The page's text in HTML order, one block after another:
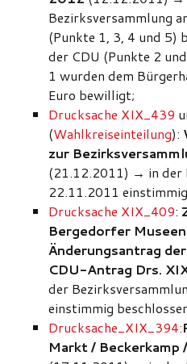
Bezirksversammlung
(Punkte 1, 3, 4 und 5)
der CDU (Punkte 2
1 wurden dem
Euro bewilligt;
Drucksache XIX_439
(Wahlkreiseinteilung):
zur
(21.12.2011) → in der
22.11.2011
Drucksache XIX_409:
Bergedorfer
Änderungsantrag
CDU-Antrag Drs.
der
einstimmig
Drucksache_XIX_394:
Markt / Beckerkamp